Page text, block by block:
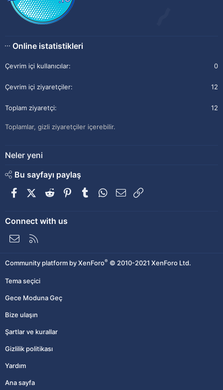
Online istatistikleri
Çevrim içi kullanıcılar 0
Çevrim içi ziyaretçiler 12
Toplam ziyaretçi 12
Toplamlar, gizli ziyaretçiler içerebilir.
Neler yeni
Bu sayfayı paylaş
FacebookX (Twitter)
Reddit PinterestTumblrWhatsApp
E-posta
Connect with us
Bize ulaşın
Community platform by XenForo® © 2010-2021 XenForo Ltd.
Tema seçici
Gece Moduna Geç
Bize ulaşın
Şartlar ve kurallar
Gizlilik politikası
Yardım
Ana sayfa